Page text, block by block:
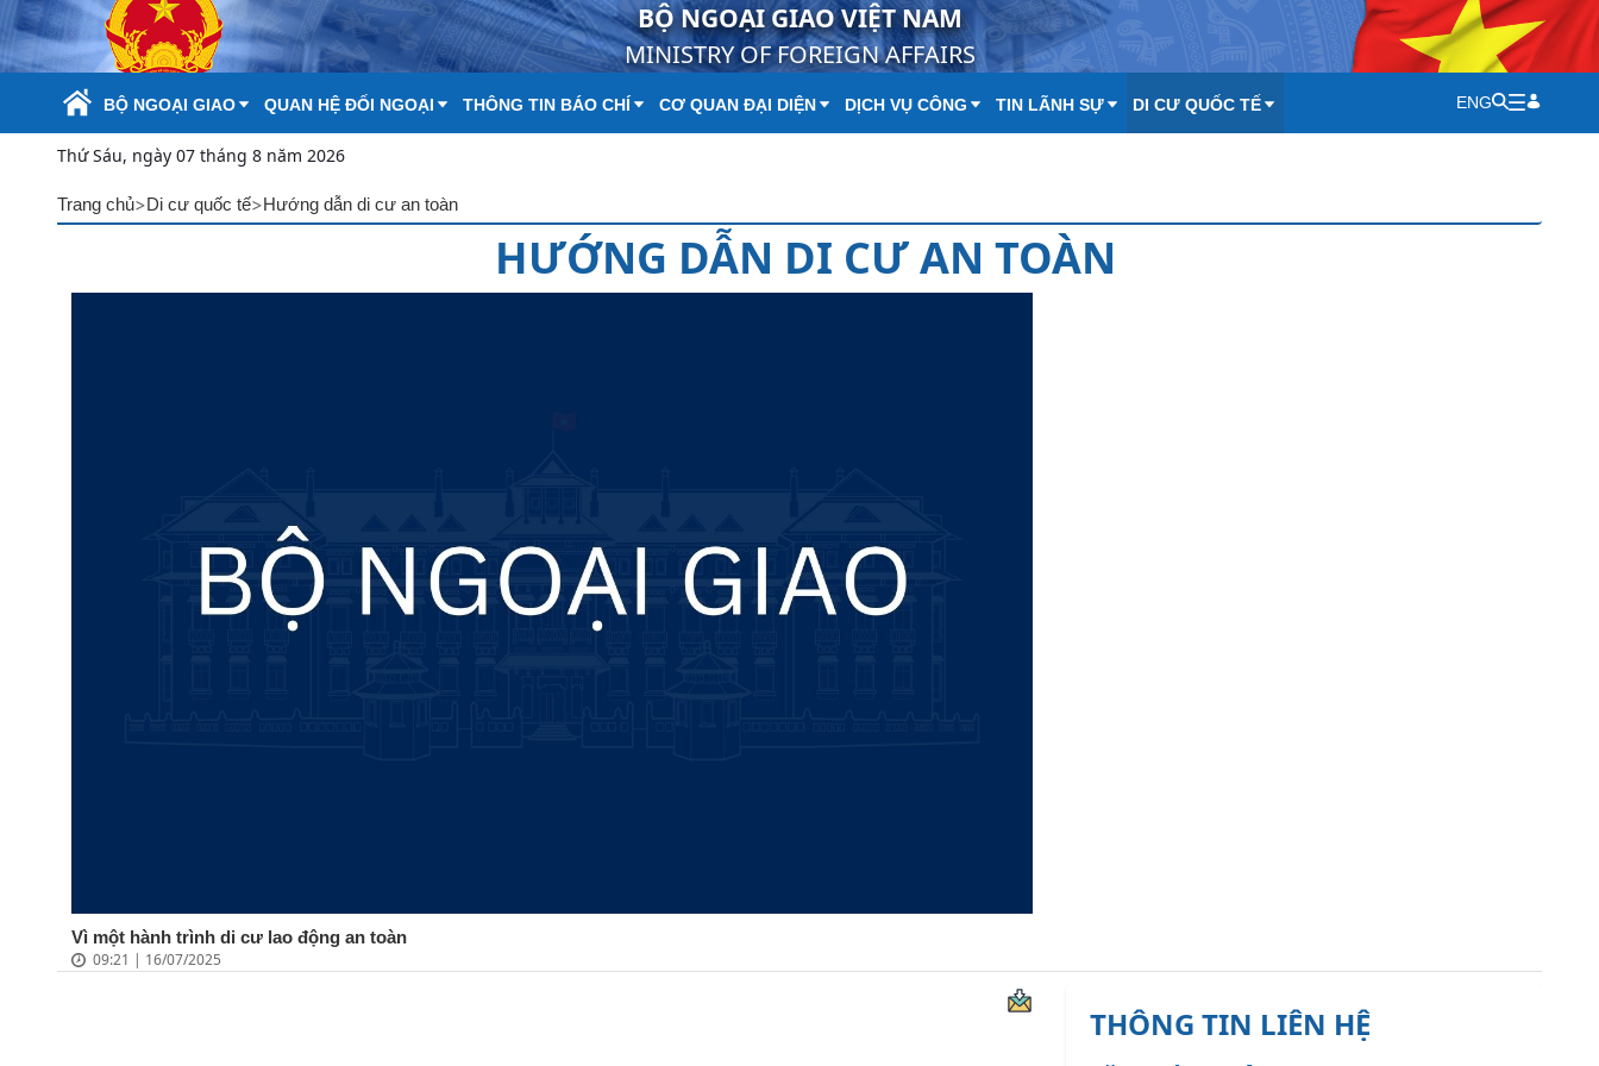
Skip to Main Content BỘ NGOẠI GIAO VIỆT NAM
MINISTRY OF FOREIGN AFFAIRS
BỘ NGOẠI GIAO QUAN HỆ ĐỐI NGOẠI THÔNG TIN BÁO CHÍ CƠ QUAN ĐẠI DIỆN DỊCH VỤ CÔNG TIN LÃNH SỰ DI CƯ QUỐC TẾ ENG
Thứ Sáu, ngày 07 tháng 8 năm 2026
Trang chủ>Di cư quốc tế>Hướng dẫn di cư an toàn
HƯỚNG DẪN DI CƯ AN TOÀN
Vì một hành trình di cư lao động an toàn
09:21 | 16/07/2025
THÔNG TIN LIÊN HỆ